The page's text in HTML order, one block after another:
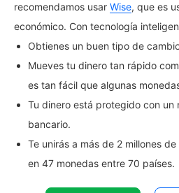
recomendamos usar Wise, que es
económico. Con tecnología
Obtienes un buen tipo de
Mueves tu dinero tan rápido
es tan fácil que algunas
Tu dinero está protegido con un
bancario.
Te unirás a más de 2 millones
en 47 monedas entre 70 países.